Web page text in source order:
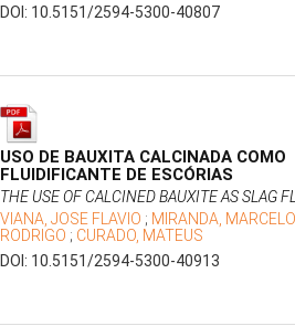
DOI: 10.5151/2594-5300-40807
USO DE BAUXITA CALCINADA COMO
FLUIDIFICANTE DE ESCÓRIAS
THE USE OF CALCINED BAUXITE AS SLAG
VIANA, JOSE FLAVIO ; MIRANDA, MARCELO
RODRIGO ; CURADO, MATEUS
DOI: 10.5151/2594-5300-40913